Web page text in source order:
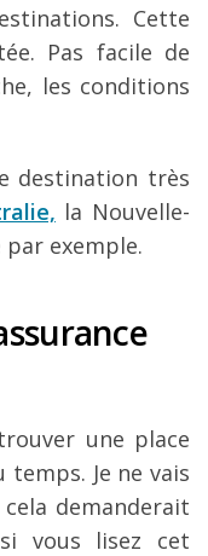
Cette
Pas facile de
les conditions
destination très
la Nouvelle-
par exemple.
une place
temps. Je ne vais
demanderait
vous lisez cet